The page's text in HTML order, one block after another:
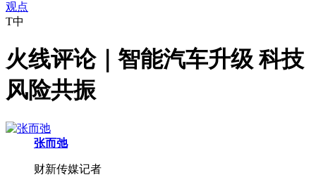
观点
T中
火线评论｜智能汽车升级 科技
风险共振
张而弛
财新传媒记者